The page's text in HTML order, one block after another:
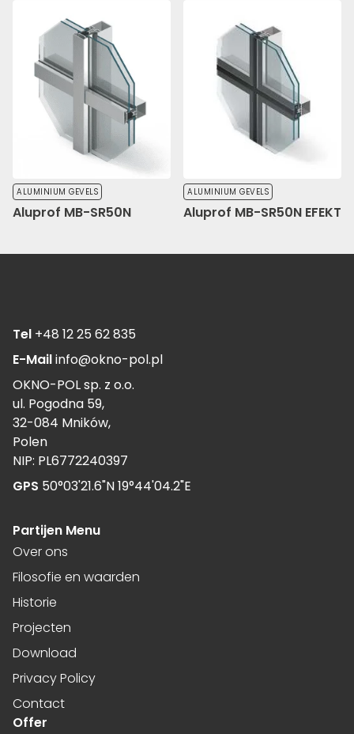
ALUMINIUM GEVELS
Aluprof MB-SR50N
ALUMINIUM GEVELS
Aluprof MB-SR50N EFEKT
Tel +48 12 25 62 835
E-Mailinfo@okno-pol.pl
OKNO-POL sp. z o.o.
ul. Pogodna 59,
32-084 Mników,
Polen
NIP: PL6772240397
GPS 50°03'21.6"N 19°44'04.2"E
Partijen Menu
Over ons
Filosofie en waarden
Historie
Projecten
Download
Privacy Policy
Contact
Offer